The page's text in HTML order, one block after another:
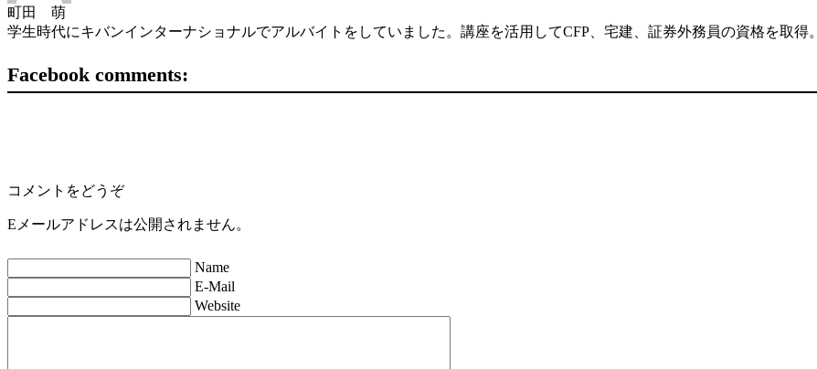
町田 萌
学生時代にキバンインターナショナルでアルバイトをしていました。講座を活用してCFP、宅建、証券外務員の資格を取得。
Facebook comments:
コメントをどうぞ
Eメールアドレスは公開されません。
Name
E-Mail
Website